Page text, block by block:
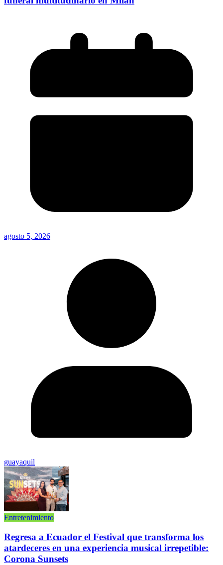
agosto 5, 2026
guayaquil
Entretenimiento
Regresa a Ecuador el Festival que transforma los
atardeceres en una experiencia musical irrepetible:
Corona Sunsets